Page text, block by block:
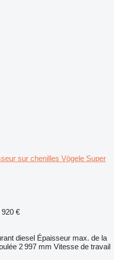
sur chenilles Vögele Super
920 €
diesel Épaisseur max. de la
2 997 mm Vitesse de travail